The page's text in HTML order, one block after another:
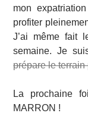
mon
profiter
J’ai même fait
semaine. Je
prépare le
La prochaine
MARRON !